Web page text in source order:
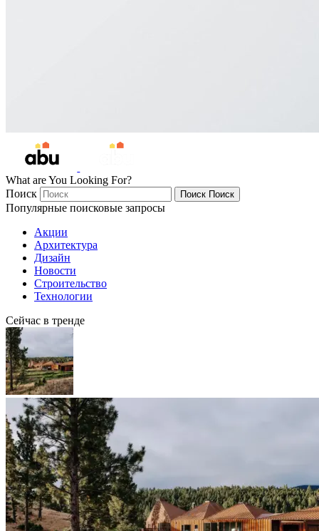
What are You Looking For?
Поиск
Поиск Поиск
Популярные поисковые запросы
Акции
Архитектура
Дизайн
Новости
Строительство
Технологии
Сейчас в тренде